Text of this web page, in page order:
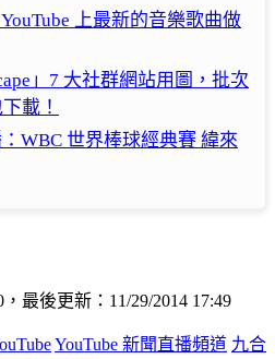
YouTube 上最新的音樂歌曲做
」7 大社群網站用圖，批次
載！
WBC 世界棒球經典賽 緯來
最後更新：11/29/2014 17:49
YouTube 新聞直播頻道 九合